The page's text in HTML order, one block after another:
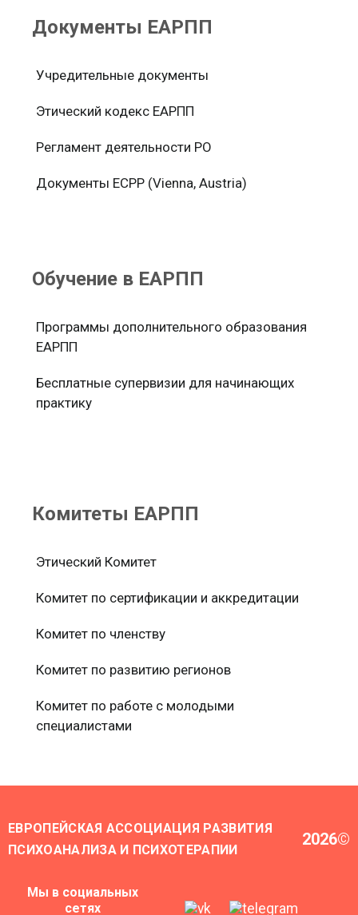
Документы ЕАРПП
Учредительные документы
Этический кодекс ЕАРПП
Регламент деятельности РО
Документы ЕСРР (Vienna, Austria)
Обучение в ЕАРПП
Программы дополнительного образования
ЕАРПП
Бесплатные супервизии для начинающих
практику
Комитеты ЕАРПП
Этический Комитет
Комитет по сертификации и аккредитации
Комитет по членству
Комитет по развитию регионов
Комитет по работе с молодыми
специалистами
ЕВРОПЕЙСКАЯ АССОЦИАЦИЯ РАЗВИТИЯ
ПСИХОАНАЛИЗА И ПСИХОТЕРАПИИ
2026©
Мы в социальных
сетях